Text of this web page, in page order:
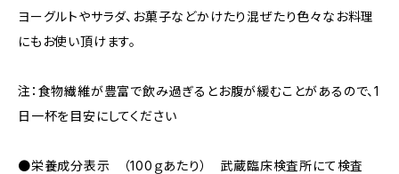
ヨーグルトやサラダ、お菓子などかけたり混ぜたり色々なお料理
にもお使い頂けます。
注：食物繊維が豊富で飲み過ぎるとお腹が緩むことがあるので、1
日一杯を目安にしてください
●栄養成分表示 （100ｇあたり） 武蔵臨床検査所にて検査